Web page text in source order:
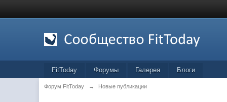
FitToday Форумы Галерея Блоги
Форум FitToday → Новые публикации